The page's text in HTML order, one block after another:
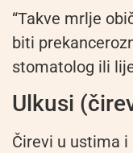
“Takve mrlje
biti
stomatolog ili
Ulkusi
Čirevi u ustima i